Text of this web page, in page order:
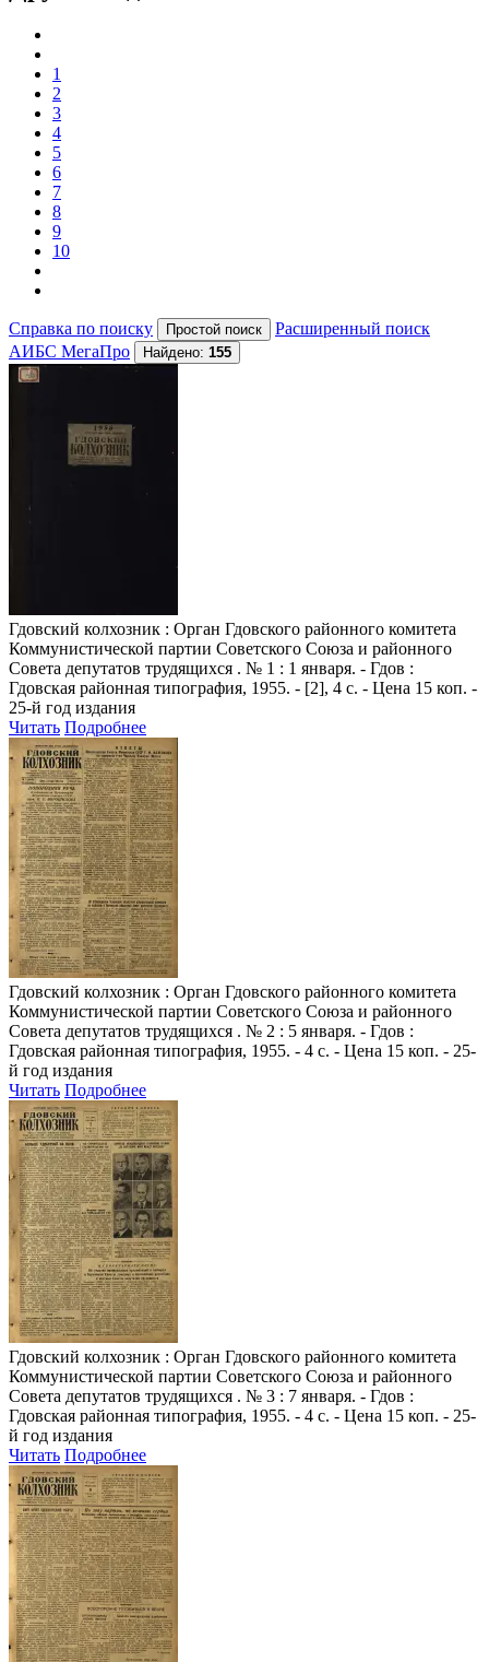
1
2
3
4
5
6
7
8
9
10
Справка по поиску
Расширенный поиск
АИБС МегаПро
Найдено: 155
Гдовский колхозник : Орган Гдовского районного комитета
Коммунистической партии Советского Союза и районного
Совета депутатов трудящихся . № 1 : 1 января. - Гдов :
Гдовская районная типография, 1955. - [2], 4 с. - Цена 15 коп. -
25-й год издания
Читать Подробнее
Гдовский колхозник : Орган Гдовского районного комитета
Коммунистической партии Советского Союза и районного
Совета депутатов трудящихся . № 2 : 5 января. - Гдов :
Гдовская районная типография, 1955. - 4 с. - Цена 15 коп. - 25-
й год издания
Читать Подробнее
Гдовский колхозник : Орган Гдовского районного комитета
Коммунистической партии Советского Союза и районного
Совета депутатов трудящихся . № 3 : 7 января. - Гдов :
Гдовская районная типография, 1955. - 4 с. - Цена 15 коп. - 25-
й год издания
Читать Подробнее